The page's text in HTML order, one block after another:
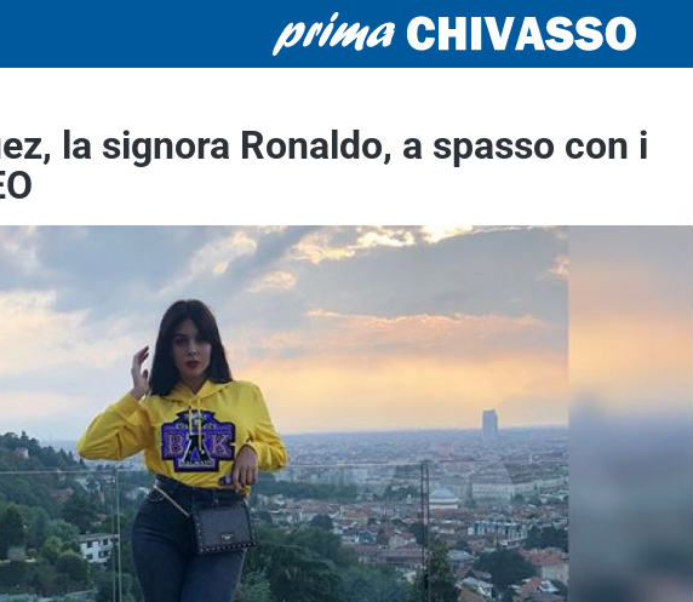
la signora Ronaldo, a spasso con i